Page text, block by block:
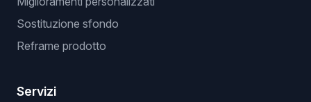
Sostituzione sfondo
Reframe prodotto
Servizi